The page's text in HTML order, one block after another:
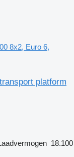
8x2, Euro 6,
platform
18.100